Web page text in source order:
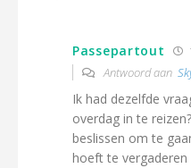
Passepartout
Antwoord aan
Ik had dezelfde
overdag in te
beslissen om te
hoeft te